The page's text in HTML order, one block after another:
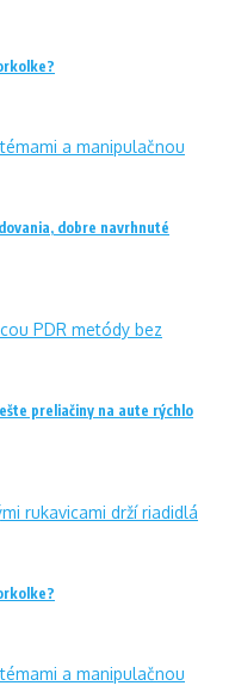
dobre navrhnuté
preliačiny na aute rýchlo